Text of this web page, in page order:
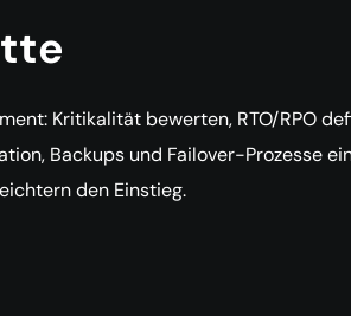
Kritikalität bewerten, RTO/RPO
Backups und Failover-Prozesse
den Einstieg.